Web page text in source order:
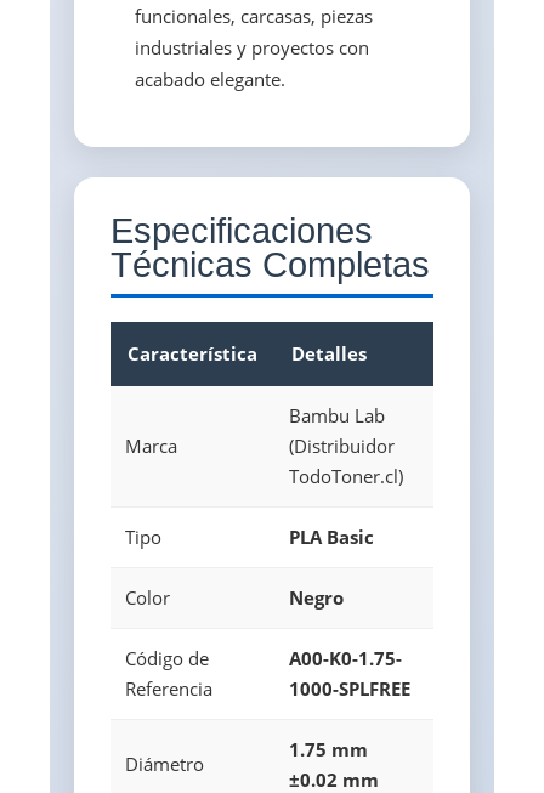
funcionales, carcasas, piezas
industriales y proyectos con
acabado elegante.
Especificaciones
Técnicas Completas
Característica Detalles
Marca
Bambu Lab
(Distribuidor
TodoToner.cl)
Tipo PLA Basic
Color Negro
Código de
Referencia
A00-K0-1.75-
1000-SPLFREE
Diámetro
1.75 mm
±0.02 mm